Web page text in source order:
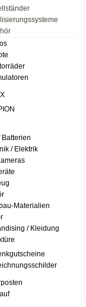
Batterien
/ Elektrik
Materialien
/ Kleidung